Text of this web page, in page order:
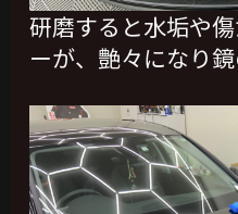
研磨すると水垢や
ーが、艶々になり鏡